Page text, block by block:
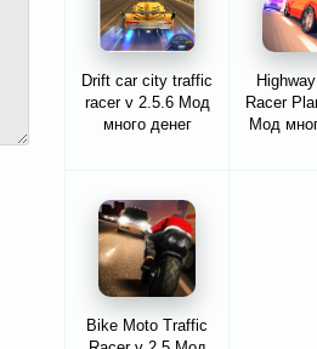
Drift car city traffic
racer v 2.5.6 Мод
много денег
Racer
Мод
Bike Moto Traffic